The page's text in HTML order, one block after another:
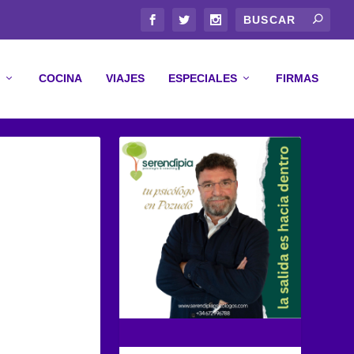
COCINA VIAJES ESPECIALES FIRMAS